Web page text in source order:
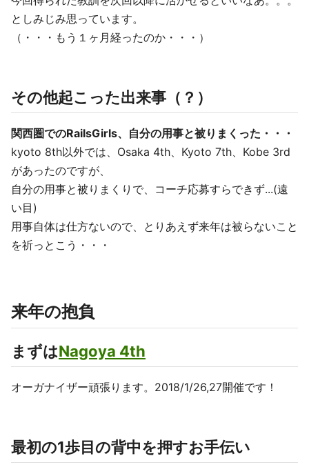
としみじみ思っています。
（・・・もう１ヶ月経ったのか・・・）
その他起こった出来事（？）
関西圏でのRailsGirls、自分の用事と被りまくった・・・
kyoto 8th以外では、Osaka 4th、Kyoto 7th、Kobe 3rd
があったのですが、
自分の用事と被りまくりで、コーチ応募すらできず...(遠
い目)
用事自体は仕方ないので、とりあえず来年は被らないこと
を祈っとこう・・・
来年の抱負
まずはNagoya 4th
オーガナイザー頑張ります。2018/1/26,27開催です！
最初の1歩目の背中を押すお手伝い